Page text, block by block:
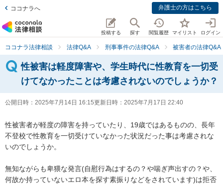
ココナラへ 弁護士の方はこちら
投稿する 探す 閲覧履歴 マイリスト ログイン
ココナラ法律相談 法律Q&A 刑事事件の法律Q&A 被害者の法律Q&A
性被害は軽度障害や、学生時代に性教育を一切受
けてなかったことは考慮されないのでしょうか？
公開日時： 2025年7月14日 16:15更新日時： 2025年7月17日 22:40
性被害者が軽度の障害を持っていたり、19歳ではあるものの、長年
不登校で性教育を一切受けていなかった状況だった事は考慮されな
いのでしょうか。
無知ながらも卑猥な発言(自慰行為はするの？や喘ぎ声出すの？や、
何故か持っていないエロ本を探す素振りなどをされています)は拒否